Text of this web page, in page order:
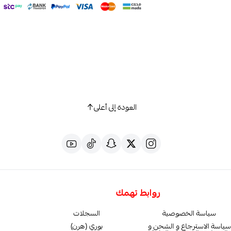
العودة إلى أعلى
روابط تهمك
سياسة الخصوصية
سياسة الاسترجاع و الشحن و
السجلات
بوري (هرن)